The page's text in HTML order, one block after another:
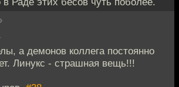
а демонов коллега постоянно
Линукс - страшная вещь!!!